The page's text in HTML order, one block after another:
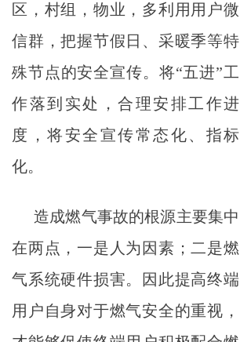
区，村组，物业，多利用用户微
信群，把握节假日、采暖季等特
殊节点的安全宣传。将“五进”工
作落到实处，合理安排工作进
度，将安全宣传常态化、指标
化。
造成燃气事故的根源主要集中
在两点，一是人为因素；二是燃
气系统硬件损害。因此提高终端
用户自身对于燃气安全的重视，